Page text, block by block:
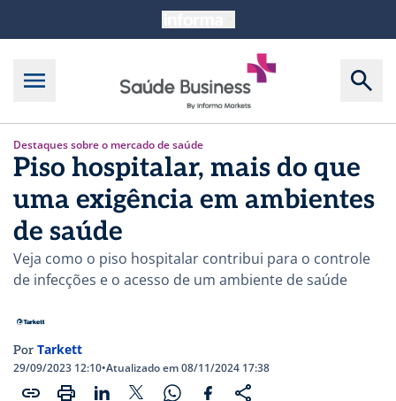
Destaques sobre o mercado de saúde
Piso hospitalar, mais do que
uma exigência em ambientes
de saúde
Veja como o piso hospitalar contribui para o controle
de infecções e o acesso de um ambiente de saúde
Por Tarkett
29/09/2023 12:10•Atualizado em 08/11/2024 17:38